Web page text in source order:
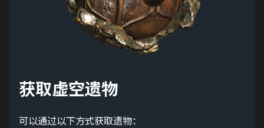
获取虚空遗物
可以通过以下方式获取遗物：